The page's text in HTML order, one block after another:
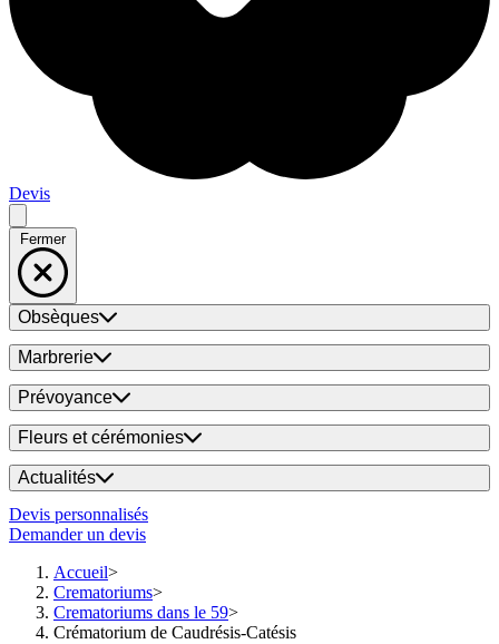
Devis
Fermer
Obsèques
Marbrerie
Prévoyance
Fleurs et cérémonies
Actualités
Devis personnalisés
Demander un devis
Accueil
Crematoriums
Crematoriums dans le 59
Crématorium de Caudrésis-Catésis